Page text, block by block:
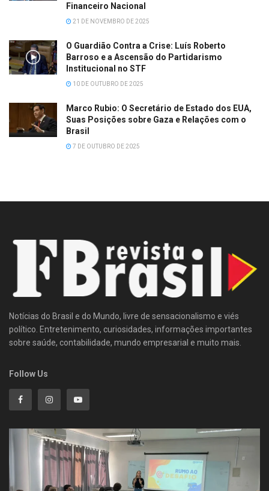
Financeiro Nacional
21 DE NOVEMBRO DE 2025
O Guardião Contra a Crise: Luís Roberto
Barroso e a Ascensão do Partidarismo
Institucional no STF
10 DE OUTUBRO DE 2025
Marco Rubio: O Secretário de Estado dos EUA,
Suas Posições sobre Gaza e Relações com o
Brasil
7 DE OUTUBRO DE 2025
Notícias do Brasil e do Mundo, livre de sensacionalismo e viés
político. Entretenimento, curiosidades, informações importantes
sobre saúde, contabilidade, mundo empresarial e muito mais.
Follow Us